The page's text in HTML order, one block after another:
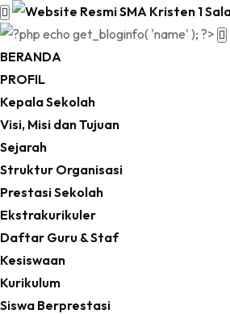
BERANDA
PROFIL
Kepala Sekolah
Visi, Misi dan Tujuan
Sejarah
Struktur Organisasi
Prestasi Sekolah
Ekstrakurikuler
Daftar Guru & Staf
Kesiswaan
Kurikulum
Siswa Berprestasi